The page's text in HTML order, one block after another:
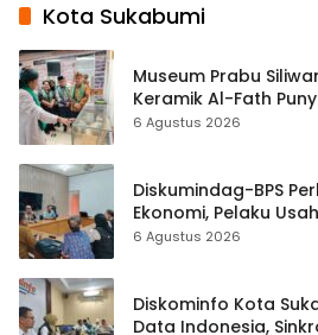
Kota Sukabumi
Museum Prabu
Keramik Al-Fath
Hampir 500 Koleksi
6 Agustus 2026
Diskumindag-BPS
Ekonomi, Pelaku
Terbuka Beri Data
6 Agustus 2026
Diskominfo Kota
Data Indonesia,